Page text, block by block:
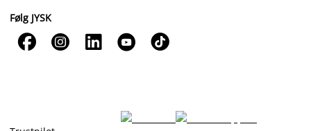
Følg JYSK
    